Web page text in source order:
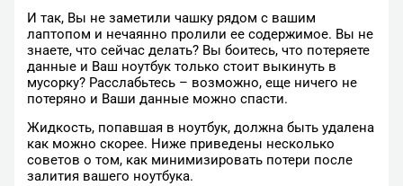
И так, Вы не заметили чашку рядом с вашим
лаптопом и нечаянно пролили ее содержимое. Вы не
знаете, что сейчас делать? Вы боитесь, что потеряете
данные и Ваш ноутбук только стоит выкинуть в
мусорку? Расслабьтесь – возможно, еще ничего не
потеряно и Ваши данные можно спасти.
Жидкость, попавшая в ноутбук, должна быть удалена
как можно скорее. Ниже приведены несколько
советов о том, как минимизировать потери после
залития вашего ноутбука.